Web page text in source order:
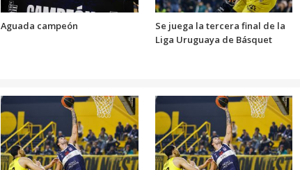
Aguada campeón
Se juega la tercera final de la
Liga Uruguaya de Básquet